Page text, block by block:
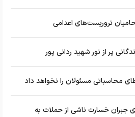
تروریست‌های اعدامی
پر از نور شهید ردانی پور
محاسباتی مسئولان را نخواهد داد
جبران خسارت ناشی از حملات به